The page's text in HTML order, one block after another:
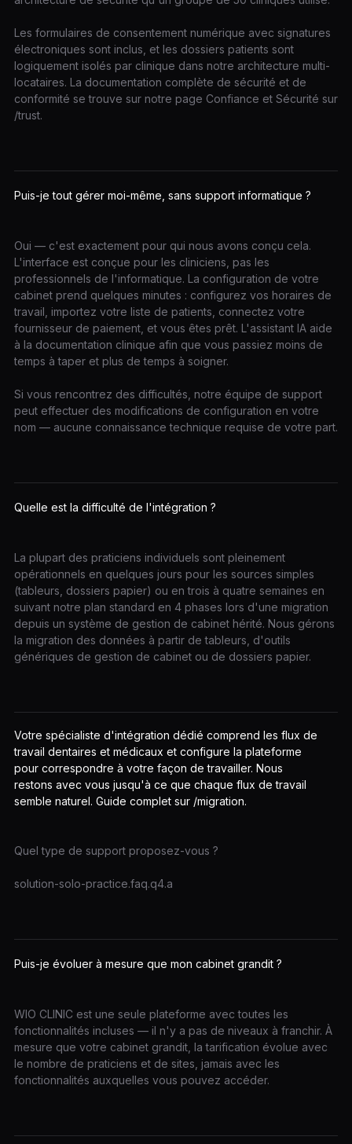
Les formulaires de consentement numérique avec signatures
électroniques sont inclus, et les dossiers patients sont
logiquement isolés par clinique dans notre architecture multi-
locataires. La documentation complète de sécurité et de
conformité se trouve sur notre page Confiance et Sécurité sur
/trust.
Puis-je tout gérer moi-même, sans support informatique ?
Oui — c'est exactement pour qui nous avons conçu cela.
L'interface est conçue pour les cliniciens, pas les
professionnels de l'informatique. La configuration de votre
cabinet prend quelques minutes : configurez vos horaires de
travail, importez votre liste de patients, connectez votre
fournisseur de paiement, et vous êtes prêt. L'assistant IA aide
à la documentation clinique afin que vous passiez moins de
temps à taper et plus de temps à soigner.
Si vous rencontrez des difficultés, notre équipe de support
peut effectuer des modifications de configuration en votre
nom — aucune connaissance technique requise de votre part.
Quelle est la difficulté de l'intégration ?
La plupart des praticiens individuels sont pleinement
opérationnels en quelques jours pour les sources simples
(tableurs, dossiers papier) ou en trois à quatre semaines en
suivant notre plan standard en 4 phases lors d'une migration
depuis un système de gestion de cabinet hérité. Nous gérons
la migration des données à partir de tableurs, d'outils
génériques de gestion de cabinet ou de dossiers papier.
Votre spécialiste d'intégration dédié comprend les flux de
travail dentaires et médicaux et configure la plateforme
pour correspondre à votre façon de travailler. Nous
restons avec vous jusqu'à ce que chaque flux de travail
semble naturel. Guide complet sur /migration.
Quel type de support proposez-vous ?
solution-solo-practice.faq.q4.a
Puis-je évoluer à mesure que mon cabinet grandit ?
WIO CLINIC est une seule plateforme avec toutes les
fonctionnalités incluses — il n'y a pas de niveaux à franchir. À
mesure que votre cabinet grandit, la tarification évolue avec
le nombre de praticiens et de sites, jamais avec les
fonctionnalités auxquelles vous pouvez accéder.